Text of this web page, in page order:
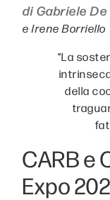
diGabriele
e Irene Borriello
“La
della
CARB e
Expo